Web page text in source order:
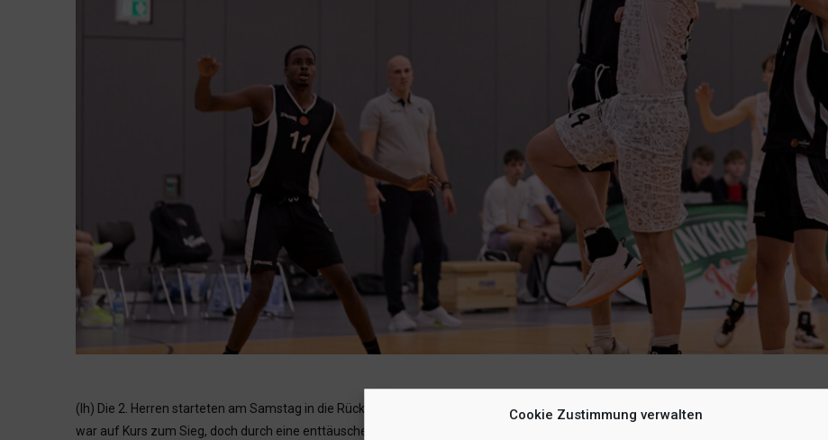
Cookie Zustimmung verwalten
(lh) Die 2. Herren starteten am Samstag in die Rückrunde in Herten, gegen die sie im Hinspiel überzeugend gewonnen hatten. In der
war auf Kurs zum Sieg, doch durch eine enttäuschende 2. Halbzeit verspielten sie die Führung und verloren am Ende deutlich.